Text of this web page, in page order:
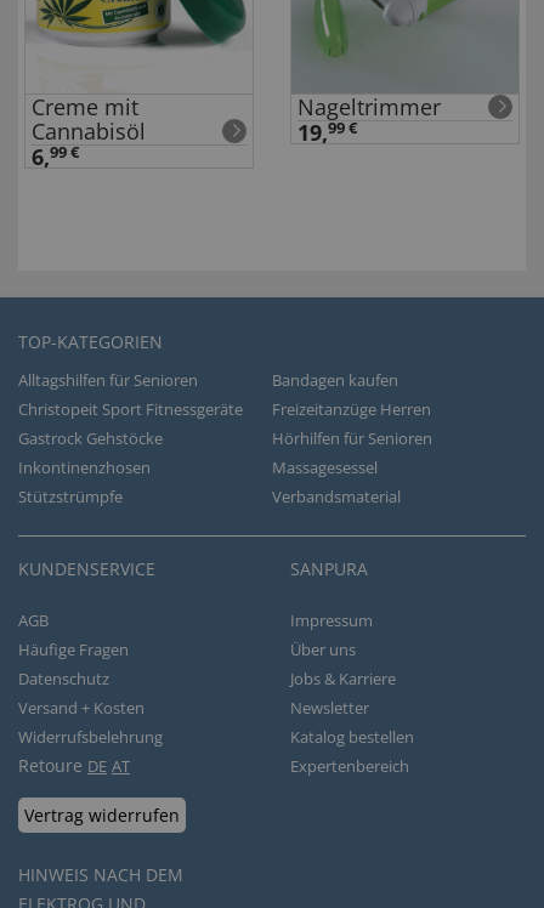
Creme mit
Cannabisöl
6,99 €
Nageltrimmer
19,99 €
TOP-KATEGORIEN
Alltagshilfen für Senioren
Bandagen kaufen
Christopeit Sport Fitnessgeräte
Freizeitanzüge Herren
Gastrock Gehstöcke
Hörhilfen für Senioren
Inkontinenzhosen
Massagesessel
Stützstrümpfe
Verbandsmaterial
KUNDENSERVICE
AGB
Häufige Fragen
Datenschutz
Versand + Kosten
Widerrufsbelehrung
Retoure DE AT
Vertrag widerrufen
HINWEIS NACH DEM
SANPURA
Impressum
Über uns
Jobs & Karriere
Newsletter
Katalog bestellen
Expertenbereich